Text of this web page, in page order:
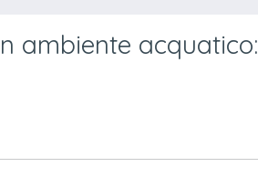
ambiente acquatico: